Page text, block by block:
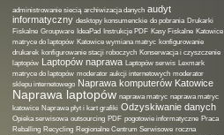
administrowanie siecią archiwizacja danych audyt
informatyczny desktopy konsumenckie do pobrania Drukarki
Fiskalne Groupware IdeaPad Instrukcje PDF Kasy Fiskalne Katowice
matryce do laptopów Katowice wymiana matryc konfigurowanie
drukarek konfigurowanie stacji roboczych Konserwacja i czyszczenie
laptopów Laptopów naprawa Laptopów serwis Lexmark
matryce do laptopów moderator aukcji internetowych moderator
sklepu internetowego Naprawa komputerów Katowice
Naprawa laptopów naprawa matryc naprawa matryc
katowice Naprawa płyt i kart grafiki Odzyskiwanie danych
Opieka serwisowa outsourcing PDF pogotowie informatyczne Praca
Reballing Recycling Regionalne Centrum Serwisowe roczna